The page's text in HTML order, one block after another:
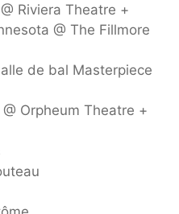
Riviera Theatre +
@ The Fillmore
de bal Masterpiece
Orpheum Theatre +